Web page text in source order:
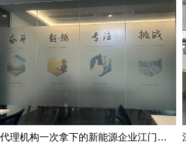
代理机构一次拿下的新能源企业江门高新技术企业认定申报案例